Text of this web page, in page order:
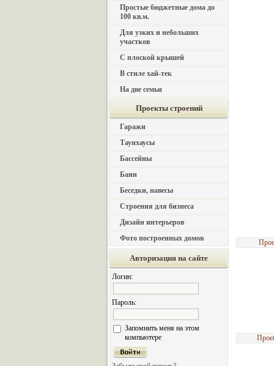
Простые бюджетные дома до
100 кв.м.
Для узких и небольших
участков
С плоской крышей
В стиле хай-тек
На две семьи
Проекты строений
Гаражи
Таунхаусы
Бассейны
Бани
Беседки, навесы
Строения для бизнеса
Дизайн интерьеров
Фото построенных домов
Авторизация на сайте
Логин:
Пароль:
Запомнить меня на этом
компьютере